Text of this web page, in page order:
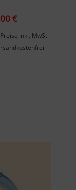
€
inkl. MwSt